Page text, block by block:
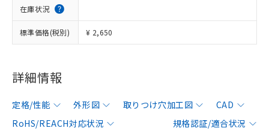
在庫状況
標準価格(税別) ¥ 2,650
詳細情報
定格/性能 外形図 取りつけ穴加工図
CAD
RoHS/REACH対応状況
規格認証/適合状況